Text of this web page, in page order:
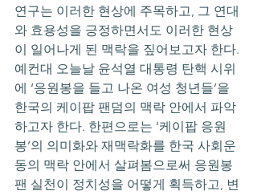
연구는 이러한 현상에 주목하고, 그 연대
와 효용성을 긍정하면서도 이러한 현상
이 일어나게 된 맥락을 짚어보고자 한다.
예컨대 오늘날 윤석열 대통령 탄핵 시위
에 ‘응원봉을 들고 나온 여성 청년들’을
한국의 케이팝 팬덤의 맥락 안에서 파악
하고자 한다. 한편으로는 ‘케이팝 응원
봉’의 의미화와 재맥락화를 한국 사회운
동의 맥락 안에서 살펴봄으로써 응원봉
팬 실천이 정치성을 어떻게 획득하고, 변